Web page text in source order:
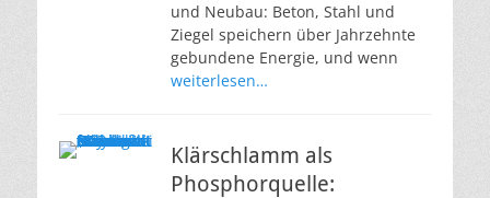
und Neubau: Beton, Stahl und
Ziegel speichern über Jahrzehnte
gebundene Energie, und wenn
weiterlesen…
Klärschlamm als
Phosphorquelle: